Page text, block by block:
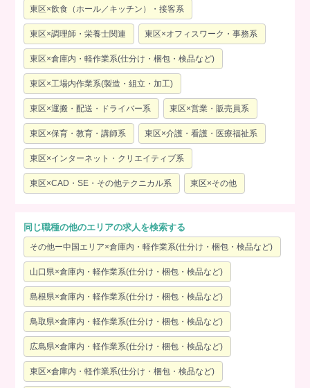
東区×飲食（ホール／キッチン）・接客系
東区×調理師・栄養士関連 東区×オフィスワーク・事務系
東区×倉庫内・軽作業系(仕分け・梱包・検品など)
東区×工場内作業系(製造・組立・加工)
東区×運搬・配送・ドライバー系 東区×営業・販売員系
東区×保育・教育・講師系 東区×介護・看護・医療福祉系
東区×インターネット・クリエイティブ系
東区×CAD・SE・その他テクニカル系 東区×その他
同じ職種の他のエリアの求人を検索する
その他ー中国エリア×倉庫内・軽作業系(仕分け・梱包・検品など)
山口県×倉庫内・軽作業系(仕分け・梱包・検品など)
島根県×倉庫内・軽作業系(仕分け・梱包・検品など)
鳥取県×倉庫内・軽作業系(仕分け・梱包・検品など)
広島県×倉庫内・軽作業系(仕分け・梱包・検品など)
東区×倉庫内・軽作業系(仕分け・梱包・検品など)